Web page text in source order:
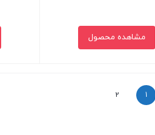
مشاهده محصول
1
2